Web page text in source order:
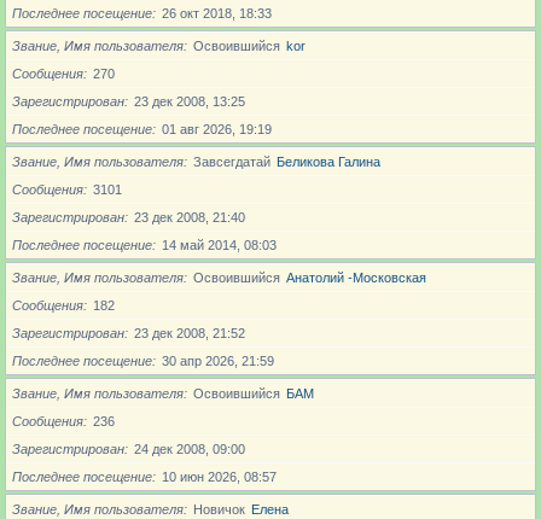
Последнее посещение
26 окт 2018, 18:33
Звание, Имя пользователя Освоившийся kor
Сообщения
270
Зарегистрирован
23 дек 2008, 13:25
Последнее посещение
01 авг 2026, 19:19
Звание, Имя пользователя Завсегдатай Беликова Галина
Сообщения
3101
Зарегистрирован
23 дек 2008, 21:40
Последнее посещение
14 май 2014, 08:03
Звание, Имя пользователя Освоившийся Анатолий -Московская
Сообщения
182
Зарегистрирован
23 дек 2008, 21:52
Последнее посещение
30 апр 2026, 21:59
Звание, Имя пользователя Освоившийся БАМ
Сообщения
236
Зарегистрирован
24 дек 2008, 09:00
Последнее посещение
10 июн 2026, 08:57
Звание, Имя пользователя Новичoк Елена